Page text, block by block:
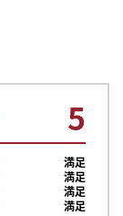
5
満足
満足
満足
満足